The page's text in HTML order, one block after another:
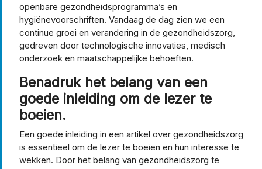
openbare gezondheidsprogramma’s en
hygiënevoorschriften. Vandaag de dag zien we een
continue groei en verandering in de gezondheidszorg,
gedreven door technologische innovaties, medisch
onderzoek en maatschappelijke behoeften.
Benadruk het belang van een
goede inleiding om de lezer te
boeien.
Een goede inleiding in een artikel over gezondheidszorg
is essentieel om de lezer te boeien en hun interesse te
wekken. Door het belang van gezondheidszorg te